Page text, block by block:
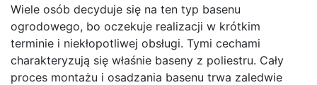
Wiele osób decyduje się na ten typ basenu
ogrodowego, bo oczekuje realizacji w krótkim
terminie i niekłopotliwej obsługi. Tymi cechami
charakteryzują się właśnie baseny z poliestru. Cały
proces montażu i osadzania basenu trwa zaledwie